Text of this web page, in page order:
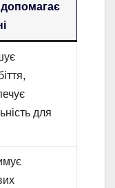
для